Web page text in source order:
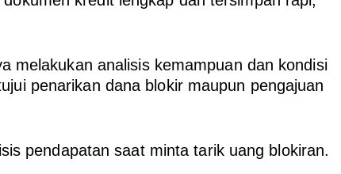
melakukan analisis kemampuan dan kondisi
penarikan dana blokir maupun pengajuan
pendapatan saat minta tarik uang blokiran.